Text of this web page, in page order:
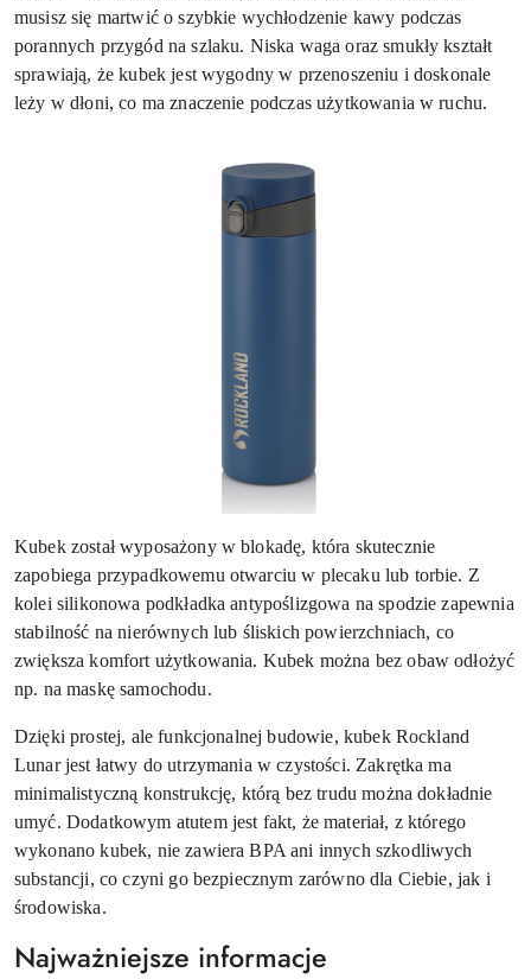
musisz się martwić o szybkie wychłodzenie kawy podczas
porannych przygód na szlaku. Niska waga oraz smukły kształt
sprawiają, że kubek jest wygodny w przenoszeniu i doskonale
leży w dłoni, co ma znaczenie podczas użytkowania w ruchu.
Kubek został wyposażony w blokadę, która skutecznie
zapobiega przypadkowemu otwarciu w plecaku lub torbie. Z
kolei silikonowa podkładka antypoślizgowa na spodzie zapewnia
stabilność na nierównych lub śliskich powierzchniach, co
zwiększa komfort użytkowania. Kubek można bez obaw odłożyć
np. na maskę samochodu.
Dzięki prostej, ale funkcjonalnej budowie, kubek Rockland
Lunar jest łatwy do utrzymania w czystości. Zakrętka ma
minimalistyczną konstrukcję, którą bez trudu można dokładnie
umyć. Dodatkowym atutem jest fakt, że materiał, z którego
wykonano kubek, nie zawiera BPA ani innych szkodliwych
substancji, co czyni go bezpiecznym zarówno dla Ciebie, jak i
środowiska.
Najważniejsze informacje